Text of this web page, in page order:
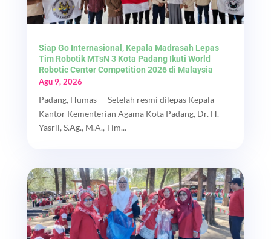
Siap Go Internasional, Kepala Madrasah Lepas
Tim Robotik MTsN 3 Kota Padang Ikuti World
Robotic Center Competition 2026 di Malaysia
Agu 9, 2026
Padang, Humas — Setelah resmi dilepas Kepala
Kantor Kementerian Agama Kota Padang, Dr. H.
Yasril, S.Ag., M.A., Tim...